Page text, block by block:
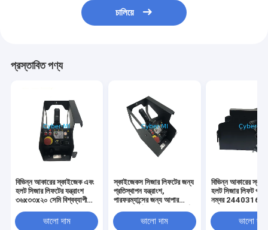
চালিয়ে
প্রস্তাবিত পণ্য
বিভিন্ন আকারের স্কাইজেক এবং
হলট সিজার লিফটের যন্ত্রাংশ
৩৬x৩৩x২০ সেমি বিশ্বব্যাপী
উপাদান
ভালো দাম
স্কাইজেকস সিজার লিফটের জন্য
প্রতিস্থাপন যন্ত্রাংশ,
পারফরম্যান্সের জন্য আপার
পার্টস
ভালো দাম
বিভিন্ন আকারের
হলট সিজার লিফট পার্টস
নম্বর
7.87 ইঞ্চিভালো দাম